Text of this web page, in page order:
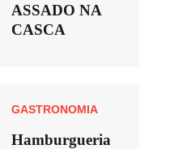
ASSADO NA
CASCA
GASTRONOMIA
Hamburgueria